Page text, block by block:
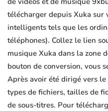
télécharger depuis Xuka
intelligents tels que les
téléphones). Collez le lien
musique Xuka dans la zone
bouton de conversion, vous
Après avoir été dirigé vers
types de fichiers, tailles de
de sous-titres. Pour